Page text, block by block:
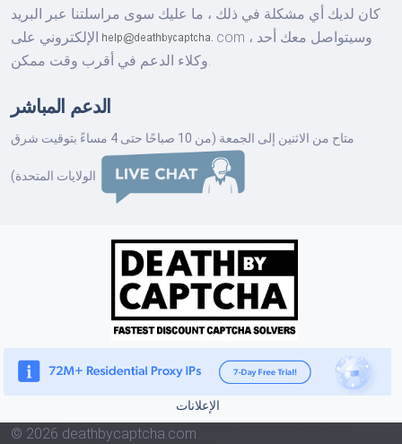
كان لديك أي مشكلة في ذلك ، ما عليك سوى مراسلتنا عبر البريد
com ، وسيتواصل معك أحد
وكلاء الدعم في أقرب وقت ممكن.
الدعم المباشر
متاح من الاثنين إلى الجمعة (من 10 صباحًا حتى 4 مساءً بتوقيت شرق
الولايات المتحدة)
الإعلانات
© 2026 deathbycaptcha.com